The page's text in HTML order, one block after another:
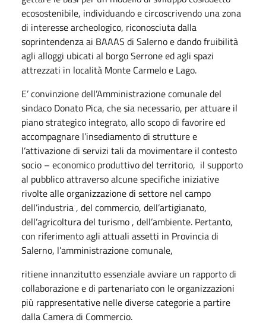
ecosostenibile, individuando e circoscrivendo una zona
di interesse archeologico, riconosciuta dalla
soprintendenza ai BAAAS di Salerno e dando fruibilità
agli alloggi ubicati al borgo Serrone ed agli spazi
attrezzati in località Monte Carmelo e Lago.
E’ convinzione dell’Amministrazione comunale del
sindaco Donato Pica, che sia necessario, per attuare il
piano strategico integrato, allo scopo di favorire ed
accompagnare l’insediamento di strutture e
l’attivazione di servizi tali da movimentare il contesto
socio – economico produttivo del territorio, il supporto
al pubblico attraverso alcune specifiche iniziative
rivolte alle organizzazione di settore nel campo
dell’industria , del commercio, dell’artigianato,
dell’agricoltura del turismo , dell’ambiente. Pertanto,
con riferimento agli attuali assetti in Provincia di
Salerno, l’amministrazione comunale,
ritiene innanzitutto essenziale avviare un rapporto di
collaborazione e di partenariato con le organizzazioni
più rappresentative nelle diverse categorie a partire
dalla Camera di Commercio.